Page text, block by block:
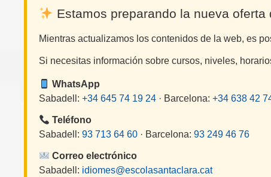
Estamos preparando la nueva oferta
Mientras actualizamos los contenidos de la web, es
Si necesitas información sobre cursos, niveles,
WhatsApp
Sabadell: +34 645 74 19 24 · Barcelona: +34 638 42
Teléfono
Sabadell: 93 713 64 60 · Barcelona: 93 249 46 76
Correo electrónico
Sabadell: idiomes@escolasantaclara.cat